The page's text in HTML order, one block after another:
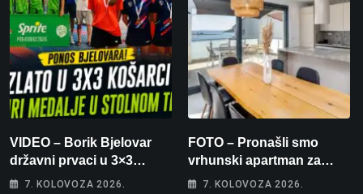
VIDEO – Borik Bjelovar
državni prvaci u 3×3
košarci, Klara Končar je
7. KOLOVOZA 2026.
FOTO – Pronašli smo
vrhunski apartman za
odmor: Pogled na more, tri
7. KOLOVOZA 2026.